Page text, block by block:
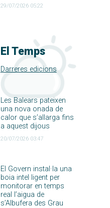
29/07/2026 05:22
El Temps
Darreres edicions
Les Balears pateixen
una nova onada de
calor que s’allarga fins
a aquest dijous
20/07/2026 03:47
El Govern instal·la una
boia intel·ligent per
monitorar en temps
real l’aigua de
s’Albufera des Grau